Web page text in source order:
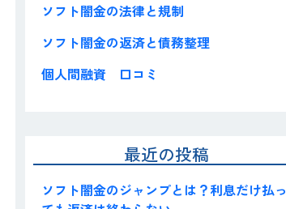
ソフト闇金の法律と規制
ソフト闇金の返済と債務整理
個人間融資 口コミ
最近の投稿
ソフト闇金のジャンプとは？利息だけ払っ